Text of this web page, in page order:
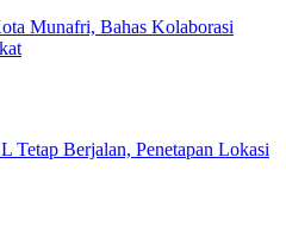
Munafri, Bahas Kolaborasi
Tetap Berjalan, Penetapan Lokasi